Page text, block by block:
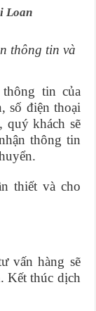
Loan
thông tin và
tin của
số điện thoại
quý khách sẽ
thông tin
thiết và cho
vấn hàng sẽ
Kết thúc dịch